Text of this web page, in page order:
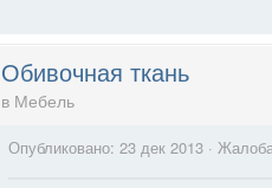
Обивочная ткань
в Мебель
Опубликовано: 23 дек 2013 ·